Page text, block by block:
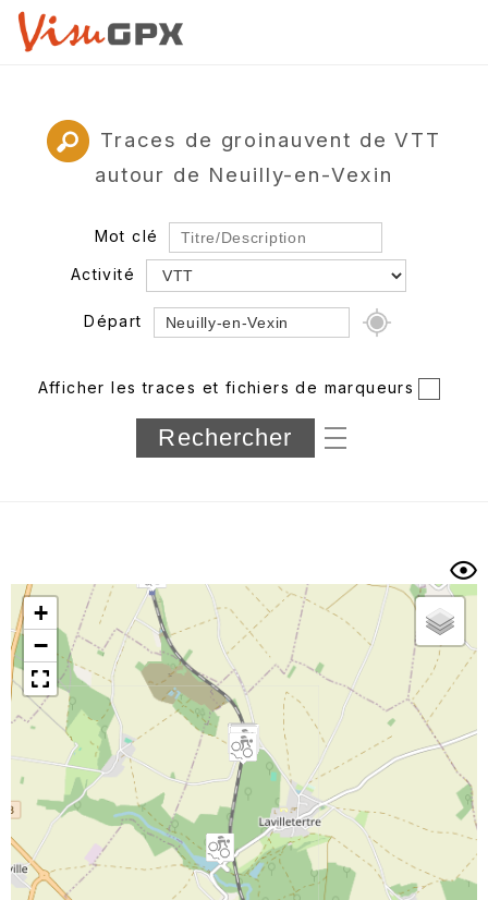
Traces de groinauvent de VTT
autour de Neuilly-en-Vexin
Mot clé
Activité
Départ
Département
Longueur min/max
Trier par
Horodatage Photos
Afficher les traces et fichiers de marqueurs
+
−